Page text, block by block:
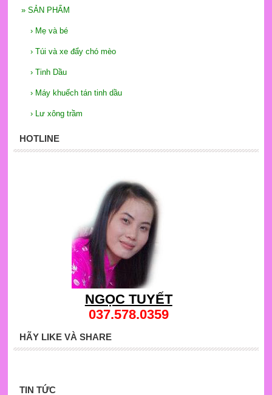
» SẢN PHẨM
› Mẹ và bé
› Túi và xe đẩy chó mèo
› Tinh Dầu
› Máy khuếch tán tinh dầu
› Lư xông trầm
HOTLINE
NGỌC TUYẾT
037.578.0359
HÃY LIKE VÀ SHARE
TIN TỨC